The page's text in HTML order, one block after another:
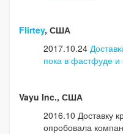
Flirtey, США
2017.10.24
пока в фастфуде
Vayu Inc., США
2016.10 Доставку
опробовала